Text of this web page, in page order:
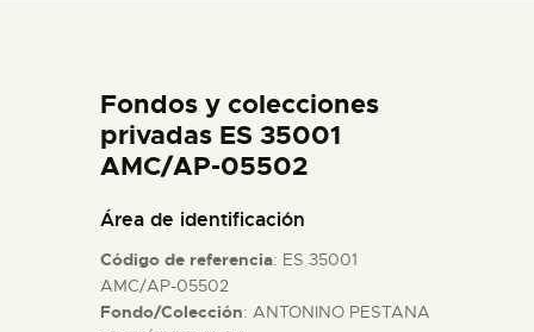
ESPAÑOL
ACTIVIDADES
Fondos y colecciones
privadas ES 35001
AMC/AP-05502
Área de identificación
Código de referencia: ES 35001
AMC/AP-05502
Fondo/Colección: ANTONINO PESTANA